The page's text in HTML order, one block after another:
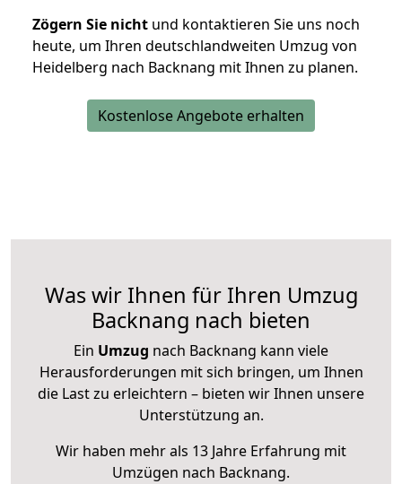
Zögern Sie nicht und kontaktieren Sie uns noch
heute, um Ihren deutschlandweiten Umzug von
Heidelberg nach Backnang mit Ihnen zu planen.
Kostenlose Angebote erhalten
Was wir Ihnen für Ihren Umzug
Backnang nach bieten
Ein Umzug nach Backnang kann viele
Herausforderungen mit sich bringen, um Ihnen
die Last zu erleichtern – bieten wir Ihnen unsere
Unterstützung an.
Wir haben mehr als 13 Jahre Erfahrung mit
Umzügen nach Backnang.